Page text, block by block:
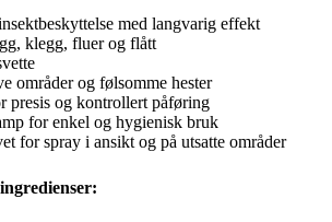
med langvarig effekt
klegg, fluer og flått
områder og følsomme hester
presis og kontrollert påføring
for enkel og hygienisk bruk
for spray i ansikt og på utsatte områder